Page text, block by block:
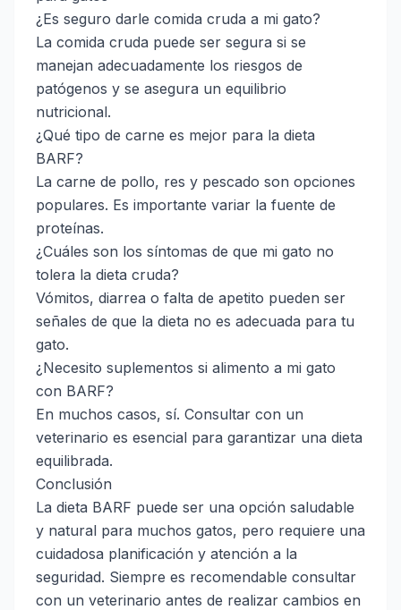
¿Es seguro darle comida cruda a mi gato?
La comida cruda puede ser segura si se
manejan adecuadamente los riesgos de
patógenos y se asegura un equilibrio
nutricional.
¿Qué tipo de carne es mejor para la dieta
BARF?
La carne de pollo, res y pescado son opciones
populares. Es importante variar la fuente de
proteínas.
¿Cuáles son los síntomas de que mi gato no
tolera la dieta cruda?
Vómitos, diarrea o falta de apetito pueden ser
señales de que la dieta no es adecuada para tu
gato.
¿Necesito suplementos si alimento a mi gato
con BARF?
En muchos casos, sí. Consultar con un
veterinario es esencial para garantizar una dieta
equilibrada.
Conclusión
La dieta BARF puede ser una opción saludable
y natural para muchos gatos, pero requiere una
cuidadosa planificación y atención a la
seguridad. Siempre es recomendable consultar
con un veterinario antes de realizar cambios en